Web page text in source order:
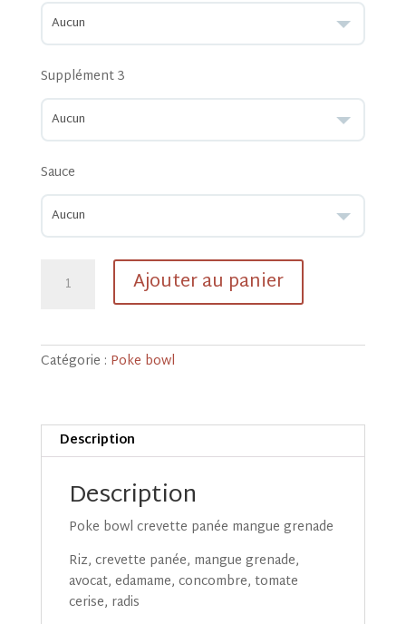
Supplément 3
Sauce
panée
mangue
Ajouter au panier
Catégorie : Poke bowl
Description
Description
Poke bowl crevette panée mangue grenade
Riz, crevette panée, mangue grenade,
avocat, edamame, concombre, tomate
cerise, radis